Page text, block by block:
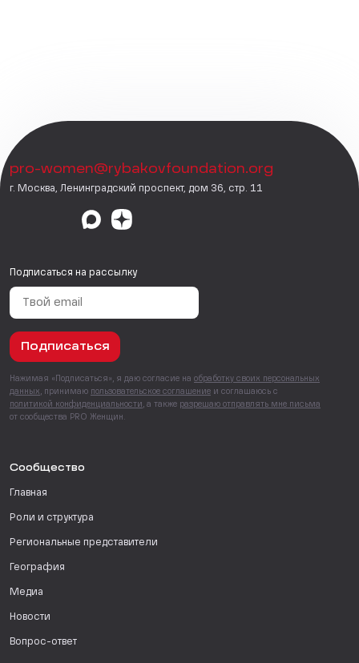
pro-women@rybakovfoundation.org
г. Москва, Ленинградский проспект, дом 36, стр. 11
Подписаться на рассылку
Подписаться
Нажимая «Подписаться», я даю согласие на обработку своих персональных
данных , принимаю пользовательское соглашение и соглашаюсь с
политикой конфиденциальности , а также разрешаю отправлять мне письма
от сообщества PRO Женщин.
Сообщество
Главная
Роли и структура
Региональные представители
География
Медиа
Новости
Вопрос-ответ